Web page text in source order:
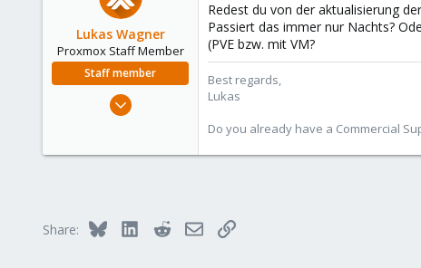
Lukas Wagner
Proxmox Staff Member
Staff member
Oct 3, 2022
Redest du von der aktualisierung
Passiert das immer nur Nachts?
(PVE bzw. mit VM?
Best regards,
Lukas
Do you already have a Commercial
Share: Bluesky LinkedInRedditEmailLink